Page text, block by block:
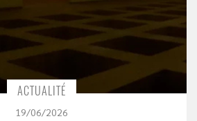
ACTUALITÉ
19/06/2026